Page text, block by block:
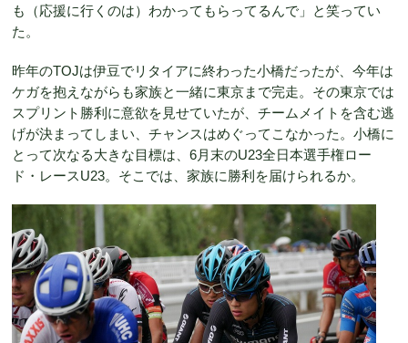
も（応援に行くのは）わかってもらってるんで」と笑ってい
た。
昨年のTOJは伊豆でリタイアに終わった小橋だったが、今年は
ケガを抱えながらも家族と一緒に東京まで完走。その東京では
スプリント勝利に意欲を見せていたが、チームメイトを含む逃
げが決まってしまい、チャンスはめぐってこなかった。小橋に
とって次なる大きな目標は、6月末のU23全日本選手権ロー
ド・レースU23。そこでは、家族に勝利を届けられるか。